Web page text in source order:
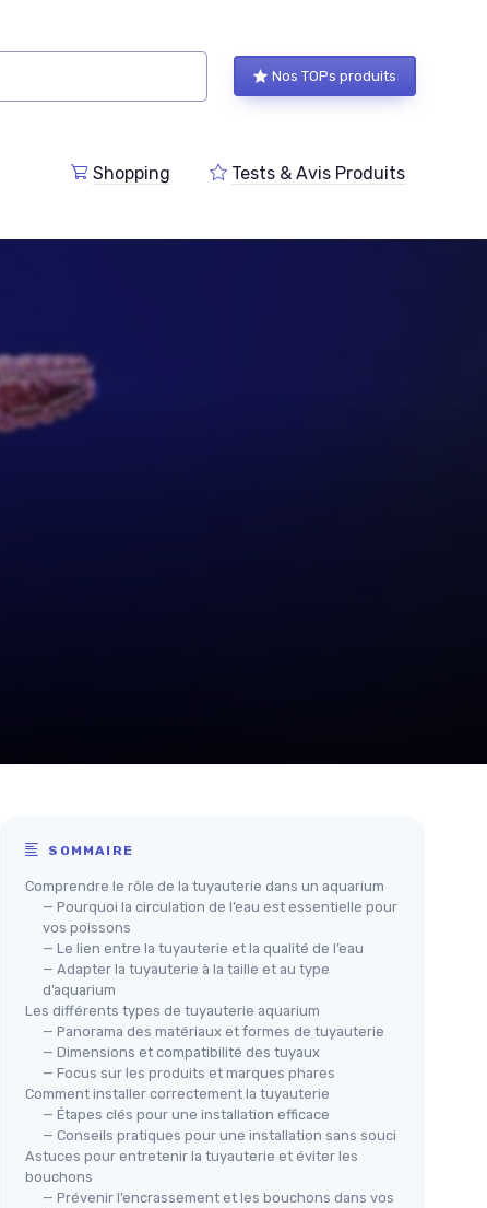
Nos TOPs produits
Shopping Tests & Avis Produits
SOMMAIRE
Comprendre le rôle de la tuyauterie dans un aquarium
— Pourquoi la circulation de l’eau est essentielle pour
vos poissons
— Le lien entre la tuyauterie et la qualité de l’eau
— Adapter la tuyauterie à la taille et au type
d’aquarium
Les différents types de tuyauterie aquarium
— Panorama des matériaux et formes de tuyauterie
— Dimensions et compatibilité des tuyaux
— Focus sur les produits et marques phares
Comment installer correctement la tuyauterie
— Étapes clés pour une installation efficace
— Conseils pratiques pour une installation sans souci
Astuces pour entretenir la tuyauterie et éviter les
bouchons
— Prévenir l’encrassement et les bouchons dans vos